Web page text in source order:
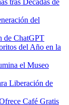
tras Décadas de
del
de ChatGPT
del Año en la
el Museo
Liberación de
Café Gratis